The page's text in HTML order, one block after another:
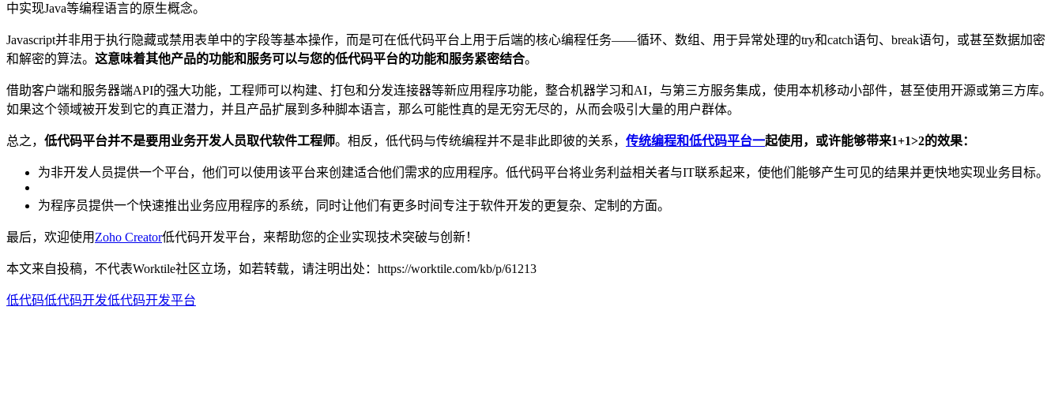
中实现Java等编程语言的原生概念。
Javascript并非用于执行隐藏或禁用表单中的字段等基本操作，而是可在低代码平台上用于后端的核心编程任务——循环、数组、用于异常处理的try和catch语句、break语句，或甚至数据加密
和解密的算法。 这意味着其他产品的功能和服务可以与您的低代码平台的功能和服务紧密结合。
借助客户端和服务器端API的强大功能，工程师可以构建、打包和分发连接器等新应用程序功能，整合机器学习和AI，与第三方服务集成，使用本机移动小部件，甚至使用开源或第三方库。
如果这个领域被开发到它的真正潜力，并且产品扩展到多种脚本语言，那么可能性真的是无穷无尽的，从而会吸引大量的用户群体。
总之， 低代码平台并不是要用业务开发人员取代软件工程师。相反，低代码与传统编程并不是非此即彼的关系， 传统编程和低代码平台一起使用，或许能够带来1+1>2的效果：
为非开发人员提供一个平台，他们可以使用该平台来创建适合他们需求的应用程序。低代码平台将业务利益相关者与IT联系起来，使他们能够产生可见的结果并更快地实现业务目标。
为程序员提供一个快速推出业务应用程序的系统，同时让他们有更多时间专注于软件开发的更复杂、定制的方面。
最后，欢迎使用 Zoho Creator低代码开发平台，来帮助您的企业实现技术突破与创新！
本文来自投稿，不代表Worktile社区立场，如若转载，请注明出处：https://worktile.com/kb/p/61213
低代码低代码开发低代码开发平台